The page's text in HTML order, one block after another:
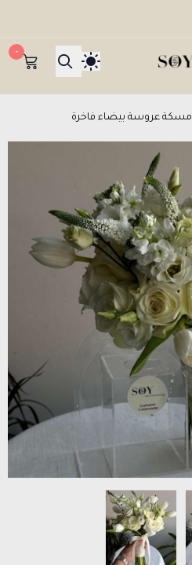
هدايا جدة SOY Gifts بتوصيل في نفس اليوم
٠
مسكة عروسة بيضاء فاخرة